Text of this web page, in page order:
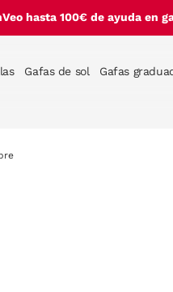
hasta 100€ de ayuda en
Gafas de sol Gafas